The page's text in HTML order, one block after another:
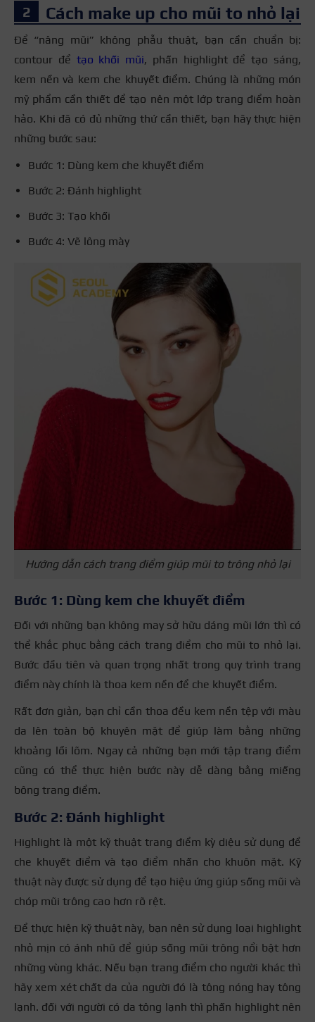
Cách make up cho mũi to nhỏ lại
Để “nâng mũi” không phẫu thuật, bạn cần chuẩn bị:
contour để tạo khối mũi, phấn highlight để tạo sáng,
kem nền và kem che khuyết điểm. Chúng là những món
mỹ phẩm cần thiết để tạo nên một lớp trang điểm hoàn
hảo. Khi đã có đủ những thứ cần thiết, bạn hãy thực hiện
những bước sau:
Bước 1: Dùng kem che khuyết điểm
Bước 2: Đánh highlight
Bước 3: Tạo khối
Bước 4: Vẽ lông mày
Hướng dẫn cách trang điểm giúp mũi to trông nhỏ lại
Bước 1: Dùng kem che khuyết điểm
Đối với những bạn không may sở hữu dáng mũi lớn thì có
thể khắc phục bằng cách trang điểm cho mũi to nhỏ lại.
Bước đầu tiên và quan trọng nhất trong quy trình trang
điểm này chính là thoa kem nền để che khuyết điểm.
Rất đơn giản, bạn chỉ cần thoa đều kem nền tệp với màu
da lên toàn bộ khuyên mặt để giúp làm bằng những
khoảng lồi lõm. Ngay cả những bạn mới tập trang điểm
cũng có thể thực hiện bước này dễ dàng bằng miếng
bông trang điểm.
Bước 2: Đánh highlight
Highlight là một kỹ thuật trang điểm kỳ diệu sử dụng để
che khuyết điểm và tạo điểm nhấn cho khuôn mặt. Kỹ
thuật này được sử dụng để tạo hiệu ứng giúp sống mũi và
chóp mũi trông cao hơn rõ rệt.
Để thực hiện kỹ thuật này, bạn nên sử dụng loại highlight
nhỏ mịn có ánh nhũ để giúp sống mũi trông nổi bật hơn
những vùng khác. Nếu bạn trang điểm cho người khác thì
hãy xem xét chất da của người đó là tông nóng hay tông
lạnh. đối với người có da tông lạnh thì phấn highlight nên